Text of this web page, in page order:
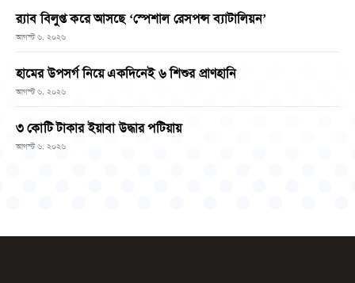
র‌্যাব বিলুপ্ত করে আসছে ‘স্পেশাল রেসপন্স ব্যাটালিয়ন’
আগস্ট ৬, ২০২৬
হামের উপসর্গ নিয়ে একদিনেই ৬ শিশুর প্রাণহানি
আগস্ট ৬, ২০২৬
৩ কোটি টাকার ইয়াবা উদ্ধার পটিয়ায়
আগস্ট ৬, ২০২৬